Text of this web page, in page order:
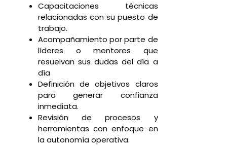
Capacitaciones técnicas
relacionadas con su puesto de
trabajo.
Acompañamiento por parte de
líderes o mentores que
resuelvan sus dudas del día a
día
Definición de objetivos claros
para generar confianza
inmediata.
Revisión de procesos y
herramientas con enfoque en
la autonomía operativa.